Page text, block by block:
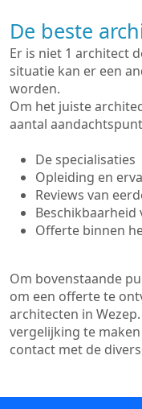
De beste
Er is niet 1 architect
situatie kan er een
worden.
Om het juiste
aantal
De specialisaties
Opleiding en
Reviews van
Offerte binnen
Om bovenstaande
om een offerte te
architecten in
vergelijking te
contact met de